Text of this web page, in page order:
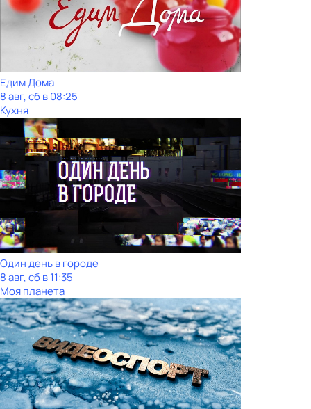
Едим Дома
8 авг, сб в 08:25
Кухня
Один день в городе
8 авг, сб в 11:35
Моя планета